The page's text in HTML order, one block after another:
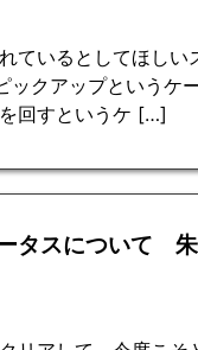
ているとしてほし
ックアップというケ
回すというケ […]
タスについて 朱